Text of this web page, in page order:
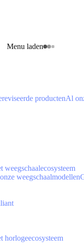
Menu laden
productenAl
weegschaalecosysteem
weegschaalmodellen
horlogeecosysteem